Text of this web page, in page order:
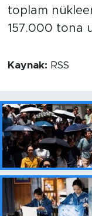
toplam nükleer
157.000 tona
Kaynak: RSS